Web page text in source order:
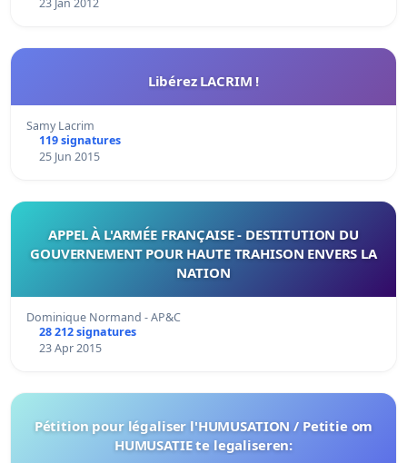
Libérez LACRIM !
Samy Lacrim
119 signatures
25 Jun 2015
APPEL À L'ARMÉE FRANÇAISE - DESTITUTION DU
GOUVERNEMENT POUR HAUTE TRAHISON ENVERS LA
NATION
Dominique Normand - AP&C
28 212 signatures
23 Apr 2015
Pétition pour légaliser l'HUMUSATION / Petitie om
HUMUSATIE te legaliseren: